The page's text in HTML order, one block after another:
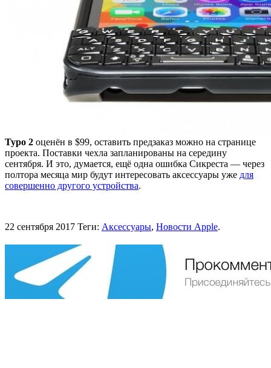
Typo 2 оценён в $99, оставить предзаказ можно на странице
проекта. Поставки чехла запланированы на середину
сентября. И это, думается, ещё одна ошибка Сикреста — через
полтора месяца мир будут интересовать аксессуары уже для
совершенно другого устройства.
22 сентября 2017 Теги: Аксессуары, Новости Apple.